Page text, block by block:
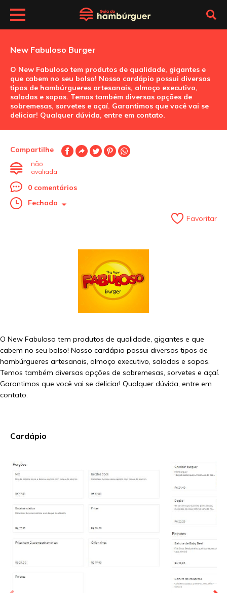
New Fabuloso Burger
O New Fabuloso tem produtos de qualidade, gigantes e
que cabem no seu bolso! Nosso cardápio possui diversos
tipos de hambúrgueres artesanais, almoço executivo,
saladas e sopas. Temos também diversas opções de
sobremesas, sorvetes e açaí. Garantimos que você vai se
deliciar! Qualquer dúvida, entre em contato.
Compartilhe
não
avaliada
0 comentários
Fechado
Favoritar
O New Fabuloso tem produtos de qualidade, gigantes e que
cabem no seu bolso! Nosso cardápio possui diversos tipos de
hambúrgueres artesanais, almoço executivo, saladas e sopas.
Temos também diversas opções de sobremesas, sorvetes e açaí.
Garantimos que você vai se deliciar! Qualquer dúvida, entre em
contato.
Cardápio